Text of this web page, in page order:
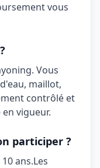
vous
. Vous
maillot,
contrôlé et
vigueur.
participer ?
10 ans.Les